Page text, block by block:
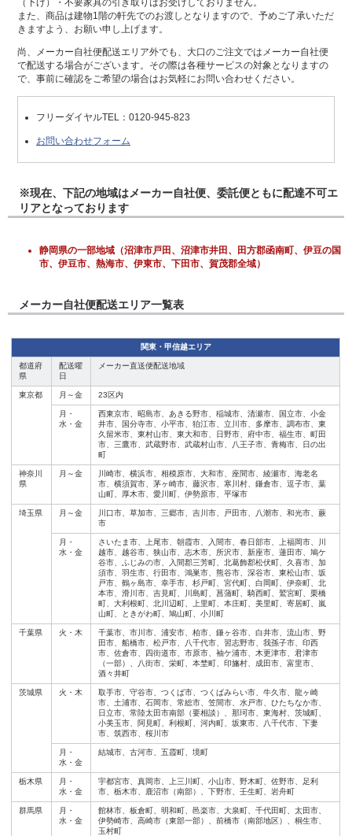
（下げ）・不要家具の引き取りはお受けしておりません。
また、商品は建物1階の軒先でのお渡しとなりますので、予めご了承いただ
きますよう、お願い申し上げます。
尚、メーカー自社便配送エリア外でも、大口のご注文ではメーカー自社便
で配送する場合がございます。その際は各種サービスの対象となりますの
で、事前に確認をご希望の場合はお気軽にお問い合わせください。
フリーダイヤルTEL： 0120-945-823
お問い合わせフォーム
※現在、下記の地域はメーカー自社便、委託便ともに配達不可エ
リアとなっております
静岡県の一部地域（沼津市戸田、沼津市井田、田方郡函南町、伊豆の国
市、伊豆市、熱海市、伊東市、下田市、賀茂郡全域）
メーカー自社便配送エリア一覧表
関東・甲信越エリア
都道府
県
配送曜
日
メーカー直送便配送地域
東京都 月～金 23区内
月・
水・金
西東京市、昭島市、あきる野市、稲城市、清瀬市、国立市、小金
井市、国分寺市、小平市、狛江市、立川市、多摩市、調布市、東
久留米市、東村山市、東大和市、日野市、府中市、福生市、町田
市、三鷹市、武蔵野市、武蔵村山市、八王子市、青梅市、日の出
町
神奈川
県
月～金
川崎市、横浜市、相模原市、大和市、座間市、綾瀬市、海老名
市、横須賀市、茅ヶ崎市、藤沢市、寒川村、鎌倉市、逗子市、葉
山町、厚木市、愛川町、伊勢原市、平塚市
埼玉県 月～金
川口市、草加市、三郷市、吉川市、戸田市、八潮市、和光市、蕨
市
月・
水・金
さいたま市、上尾市、朝霞市、入間市、春日部市、上福岡市、川
越市、越谷市、狭山市、志木市、所沢市、新座市、蓮田市、鳩ケ
谷市、ふじみの市、入間郡三芳町、北葛飾郡松伏町、久喜市、加
須市、羽生市、行田市、鴻巣市、熊谷市、深谷市、東松山市、坂
戸市、鶴ヶ島市、幸手市、杉戸町、宮代町、白岡町、伊奈町、北
本市、滑川市、吉見町、川島町、菖蒲町、騎西町、鷲宮町、栗橋
町、大利根町、北川辺町、上里町、本庄町、美里町、寄居町、嵐
山町、ときがわ町、鳩山町、小川町
千葉県 火・木
千葉市、市川市、浦安市、柏市、鎌ヶ谷市、白井市、流山市、野
田市、船橋市、松戸市、八千代市、習志野市、我孫子市、印西
市、佐倉市、四街道市、市原市、袖ケ浦市、木更津市、君津市
（一部）、八街市、栄町、本埜町、印旛村、成田市、富里市、
酒々井町
茨城県 火・木
取手市、守谷市、つくば市、つくばみらい市、牛久市、龍ヶ崎
市、土浦市、石岡市、常総市、笠間市、水戸市、ひたちなか市、
日立市、常陸太田市南部（要相談）、那珂市、東海村、茨城町、
小美玉市、阿見町、利根町、河内町、坂東市、八千代市、下妻
市、筑西市、桜川市
月・
水・金
結城市、古河市、五霞町、境町
栃木県
月・
水・金
宇都宮市、真岡市、上三川町、小山市、野木町、佐野市、足利
市、栃木市、鹿沼市（南部）、下野市、壬生町、岩舟町
群馬県
月・
水・金
館林市、板倉町、明和町、邑楽市、大泉町、千代田町、太田市、
伊勢崎市、高崎市（東部一部）、前橋市（南部地区）、桐生市、
玉村町